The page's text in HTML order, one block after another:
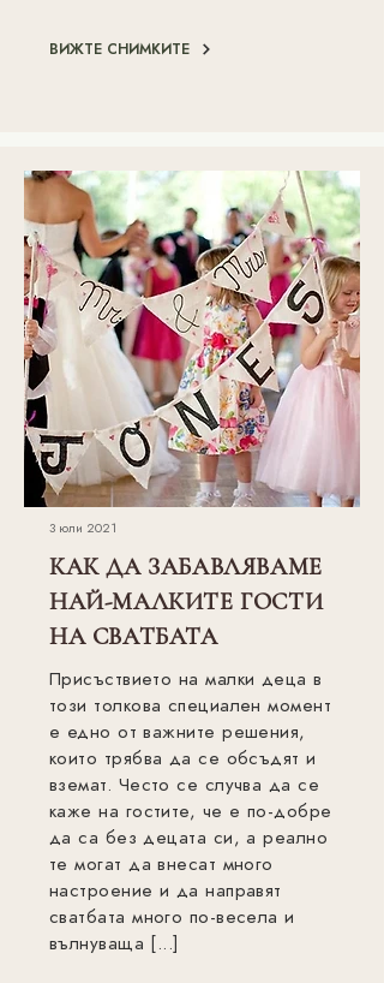
ВИЖТЕ СНИМКИТЕ
3 юли 2021
КАК ДА ЗАБАВЛЯВАМЕ
НАЙ-МАЛКИТЕ ГОСТИ
НА СВАТБАТА
Присъствието на малки деца в
този толкова специален момент
е едно от важните решения,
които трябва да се обсъдят и
вземат. Често се случва да се
каже на гостите, че е по-добре
да са без децата си, а реално
те могат да внесат много
настроение и да направят
сватбата много по-весела и
вълнуваща [...]